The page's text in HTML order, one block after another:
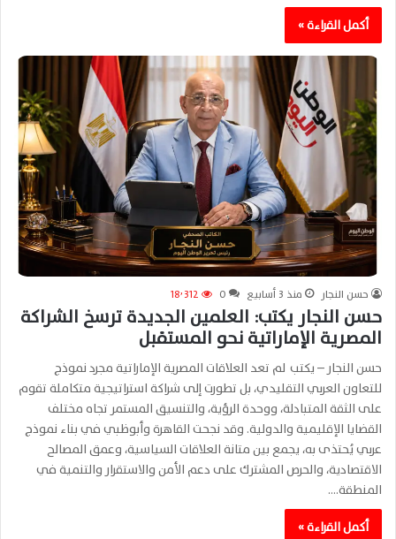
أكمل القراءة »
حسن النجار منذ 3 أسابيع 0 18٬312
حسن النجار يكتب: العلمين الجديدة ترسخ الشراكة
المصرية الإماراتية نحو المستقبل
حسن النجار – يكتب لم تعد العلاقات المصرية الإماراتية مجرد نموذج
للتعاون العربي التقليدي، بل تطورت إلى شراكة استراتيجية متكاملة تقوم
على الثقة المتبادلة، ووحدة الرؤية، والتنسيق المستمر تجاه مختلف
القضايا الإقليمية والدولية. وقد نجحت القاهرة وأبوظبي في بناء نموذج
عربي يُحتذى به، يجمع بين متانة العلاقات السياسية، وعمق المصالح
الاقتصادية، والحرص المشترك على دعم الأمن والاستقرار والتنمية في
المنطقة.…
أكمل القراءة »